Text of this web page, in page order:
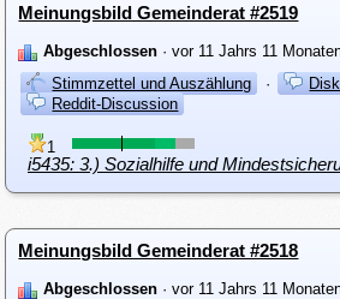
Meinungsbild Gemeinderat #2519
Abgeschlossen · vor 11 Jahrs 11
Stimmzettel und Auszählung
·
Reddit-Discussion
1
Meinungsbild Gemeinderat #2518
Abgeschlossen · vor 11 Jahrs 11